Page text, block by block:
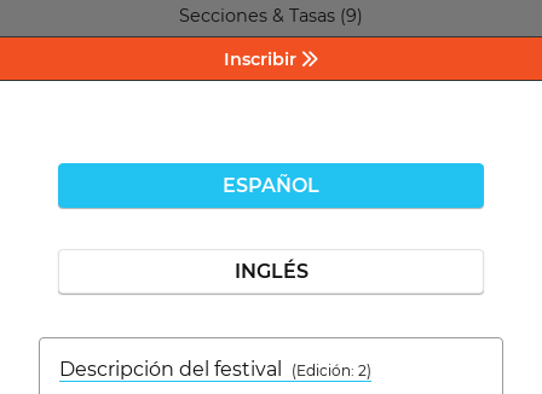
Secciones & Tasas (9)
Inscribir
ESPAÑOL
INGLÉS
Descripción del festival
( Edición: 2)